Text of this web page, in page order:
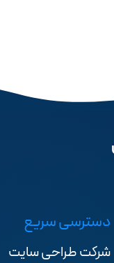
دسترسی سریع
شرکت طراحی سایت